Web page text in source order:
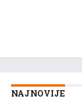
NAJNOVIJE